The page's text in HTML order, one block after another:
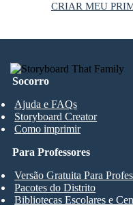
CRIAR MEU
Socorro
Ajuda e FAQs
Storyboard Creator
Como imprimir
Para Professores
Versão Gratuita Para
Pacotes do Distrito
Bibliotecas Escolares e